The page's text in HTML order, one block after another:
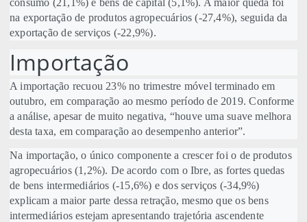
consumo (21,1%) e bens de capital (5,1%). A maior queda foi
na exportação de produtos agropecuários (-27,4%), seguida da
exportação de serviços (-22,9%).
Importação
A importação recuou 23% no trimestre móvel terminado em
outubro, em comparação ao mesmo período de 2019. Conforme
a análise, apesar de muito negativa, “houve uma suave melhora
desta taxa, em comparação ao desempenho anterior”.
Na importação, o único componente a crescer foi o de produtos
agropecuários (1,2%). De acordo com o Ibre, as fortes quedas
de bens intermediários (-15,6%) e dos serviços (-34,9%)
explicam a maior parte dessa retração, mesmo que os bens
intermediários estejam apresentando trajetória ascendente